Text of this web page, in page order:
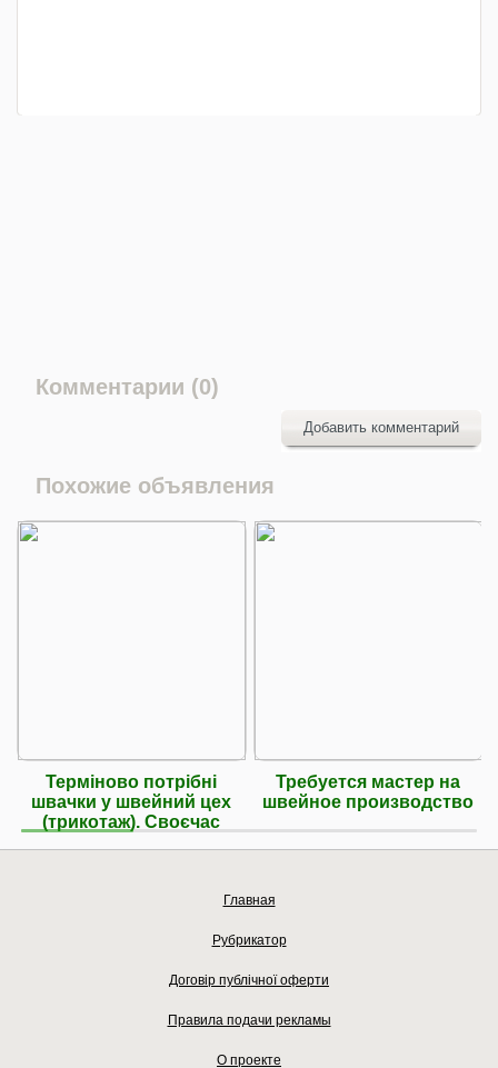
Комментарии (0)
Добавить комментарий
Похожие объявления
Терміново потрібні
швачки у швейний цех
(трикотаж). Своєчас
Требуется мастер на
швейное производство
Главная
Рубрикатор
Договір публічної оферти
Правила подачи рекламы
О проекте